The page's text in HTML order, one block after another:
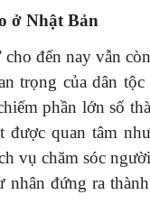
ở Nhật Bản
đến nay vẫn
trọng của dân
phần lớn số
được quan tâm
vụ chăm sóc
nhân đứng ra